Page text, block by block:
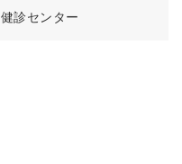
健診センター